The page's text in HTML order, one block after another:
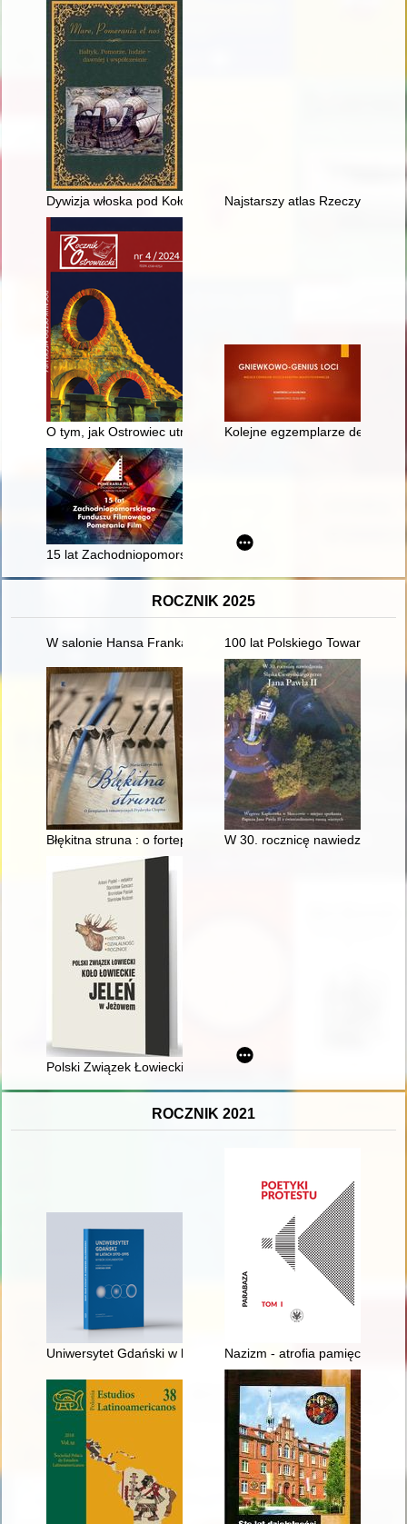
Dywizja włoska pod Kołobrzegiem w 1807 roku
Najstarszy atlas
O tym, jak Ostrowiec utrzymywano w czystości : przyczynek
Kolejne egzemplarze denarów
15 lat Zachodniopomorskiego Funduszu Filmowego
ROCZNIK 2025
W salonie Hansa Franka : obecność i znaczenie żon
100 lat Polskiego Towarzystwa
Błękitna struna : o fortepianach romantycznych Fryderyka
W 30. rocznicę nawiedzenia
Polski Związek Łowiecki : Koło Łowieckie "Jeleń" w Jeżowem
ROCZNIK 2021
Uniwersytet Gdański w latach 1970-1995 : wybór dokumentów
Nazizm - atrofia pamięci, mowa